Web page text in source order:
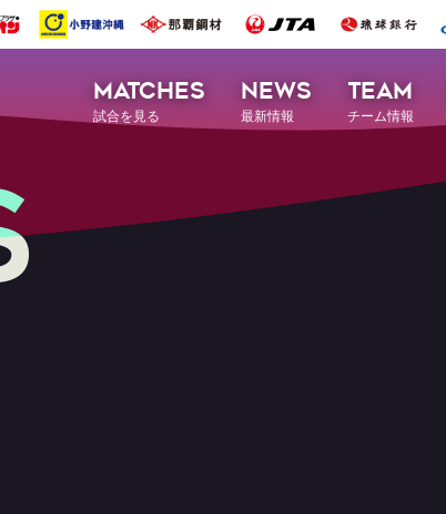
MATCHES
試合を見る
NEWS
最新情報
TEAM
チーム情報